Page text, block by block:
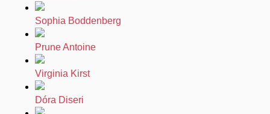
Sophia Boddenberg
Prune Antoine
Virginia Kirst
Dóra Diseri